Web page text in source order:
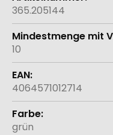
365.205144
10
4064571012714
grün